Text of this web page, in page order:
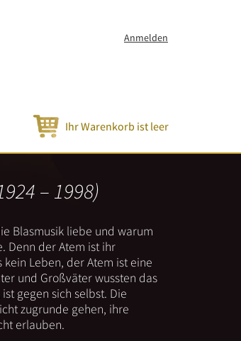
Anmelden
Ihr Warenkorb ist leer
– 1998)
Blasmusik liebe und warum
Denn der Atem ist ihr
Leben, der Atem ist eine
und Großväter wussten das
gegen sich selbst. Die
zugrunde gehen, ihre
erlauben.